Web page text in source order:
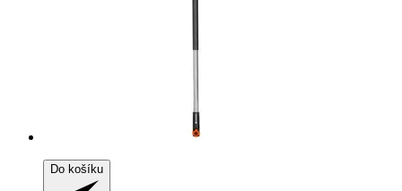
Do košíku